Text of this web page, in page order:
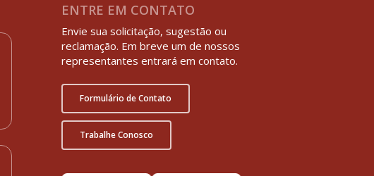
ENTRE EM CONTATO
Envie sua solicitação, sugestão ou
reclamação. Em breve um de nossos
representantes entrará em contato.
Formulário de Contato
Trabalhe Conosco